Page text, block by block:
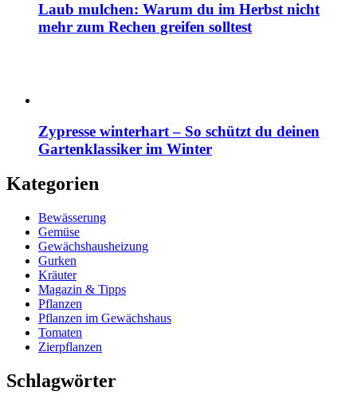
Laub mulchen: Warum du im Herbst nicht
mehr zum Rechen greifen solltest
Zypresse winterhart – So schützt du deinen
Gartenklassiker im Winter
Kategorien
Bewässerung
Gemüse
Gewächshausheizung
Gurken
Kräuter
Magazin & Tipps
Pflanzen
Pflanzen im Gewächshaus
Tomaten
Zierpflanzen
Schlagwörter